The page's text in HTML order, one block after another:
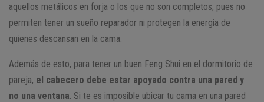
aquellos metálicos en forja o los que no son completos, pues no
permiten tener un sueño reparador ni protegen la energía de
quienes descansan en la cama.
Además de esto, para tener un buen Feng Shui en el dormitorio de
pareja, el cabecero debe estar apoyado contra una pared y
no una ventana . Si te es imposible ubicar tu cama en una pared